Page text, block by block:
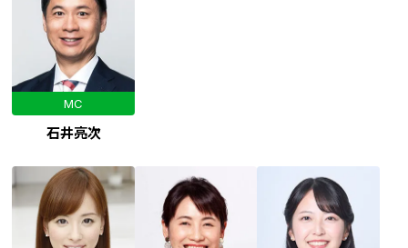
MC
石井亮次